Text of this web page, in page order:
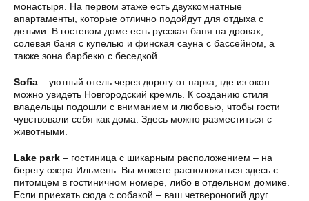
монастыря. На первом этаже есть двухкомнатные
апартаменты, которые отлично подойдут для отдыха с
детьми. В гостевом доме есть русская баня на дровах,
солевая баня с купелью и финская сауна с бассейном, а
также зона барбекю с беседкой.
Sofia – уютный отель через дорогу от парка, где из окон
можно увидеть Новгородский кремль. К созданию стиля
владельцы подошли с вниманием и любовью, чтобы гости
чувствовали себя как дома. Здесь можно разместиться с
животными.
Lake park – гостиница с шикарным расположением – на
берегу озера Ильмень. Вы можете расположиться здесь с
питомцем в гостиничном номере, либо в отдельном домике.
Если приехать сюда с собакой – ваш четвероногий друг